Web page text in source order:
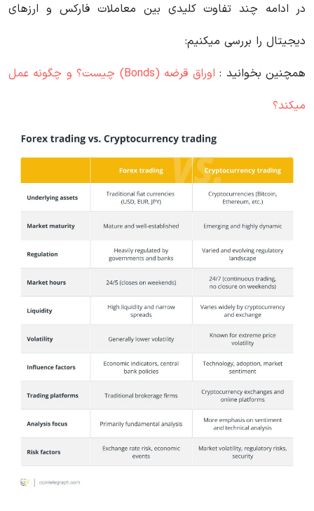
در ادامه چند تفاوت کلیدی بین معاملات فارکس و ارزهای
دیجیتال را بررسی میکنیم:
همچنین بخوانید :
اوراق قرضه (Bonds) چیست؟ و چگونه عمل
میکند؟